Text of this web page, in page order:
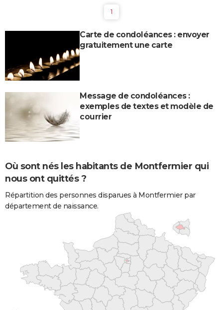
1
Carte de condoléances : envoyer
gratuitement une carte
Message de condoléances :
exemples de textes et modèle de
courrier
Où sont nés les habitants de Montfermier qui
nous ont quittés ?
Répartition des personnes disparues à Montfermier par
département de naissance.